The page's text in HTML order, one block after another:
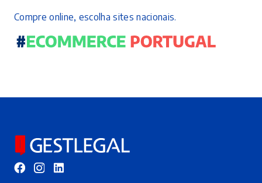
Compre online, escolha sites nacionais.